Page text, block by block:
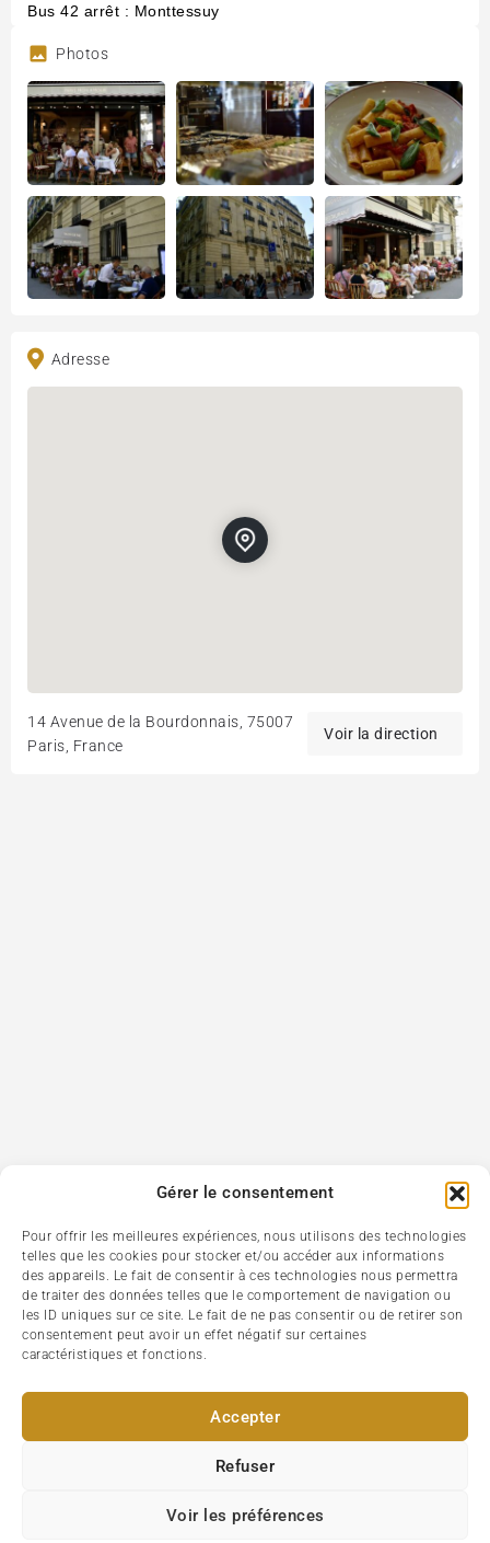
Gérer le consentement
Pour offrir les meilleures expériences, nous utilisons des technologies
telles que les cookies pour stocker et/ou accéder aux informations
des appareils. Le fait de consentir à ces technologies nous permettra
de traiter des données telles que le comportement de navigation ou
les ID uniques sur ce site. Le fait de ne pas consentir ou de retirer son
consentement peut avoir un effet négatif sur certaines
caractéristiques et fonctions.
Accepter
Refuser
Voir les préférences
Bus 42 arrêt : Monttessuy
Photos
Adresse
14 Avenue de la Bourdonnais, 75007
Paris, France